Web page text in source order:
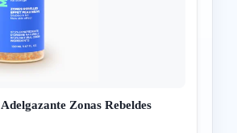
Zonas Rebeldes